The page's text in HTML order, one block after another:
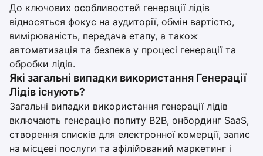
До ключових особливостей генерації лідів
відносяться фокус на аудиторії, обмін вартістю,
вимірюваність, передача етапу, а також
автоматизація та безпека у процесі генерації та
обробки лідів.
Які загальні випадки використання Генерації
Лідів існують?
Загальні випадки використання генерації лідів
включають генерацію попиту B2B, онбординг SaaS,
створення списків для електронної комерції, запис
на місцеві послуги та афілійований маркетинг і